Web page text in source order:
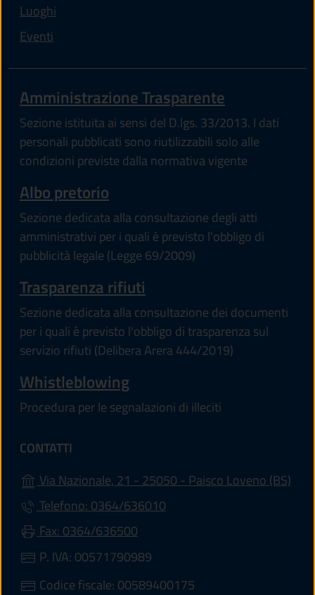
Luoghi
Eventi
Amministrazione Trasparente
Sezione istituita ai sensi del D.lgs. 33/2013. I dati
personali pubblicati sono riutilizzabili solo alle
condizioni previste dalla normativa vigente
Albo pretorio
Sezione dedicata alla consultazione degli atti
amministrativi per i quali è previsto l'obbligo di
pubblicità legale (Legge 69/2009)
Trasparenza rifiuti
Sezione dedicata alla consultazione dei documenti
per i quali è previsto l'obbligo di trasparenza sul
servizio rifiuti (Delibera Arera 444/2019)
Whistleblowing
Procedura per le segnalazioni di illeciti
CONTATTI
Via Nazionale, 21 - 25050 - Paisco Loveno (BS)
Telefono: 0364/636010
Fax: 0364/636500
P. IVA: 00571790989
Codice fiscale: 00589400175